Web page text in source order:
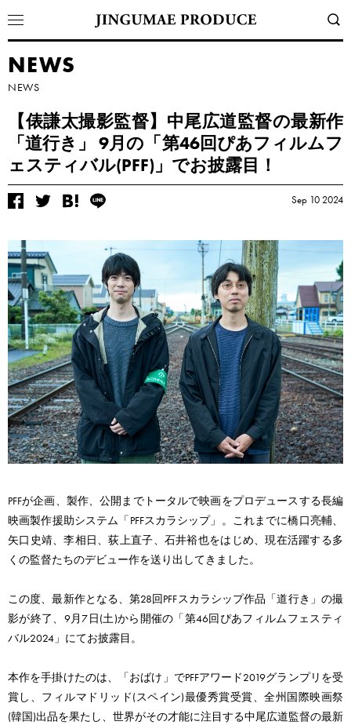
NEWS
NEWS
【俵謙太撮影監督】中尾広道監督の最新作
「道行き」 9月の「第46回ぴあフィルムフ
ェスティバル(PFF)」でお披露目！
Sep 10 2024
PFFが企画、製作、公開までトータルで映画をプロデュースする長編
映画製作援助システム「PFFスカラシップ」。これまでに橋口亮輔、
矢口史靖、李相日、荻上直子、石井裕也をはじめ、現在活躍する多
くの監督たちのデビュー作を送り出してきました。
この度、最新作となる、第28回PFFスカラシップ作品「道行き」の撮
影が終了、9月7日(土)から開催の「第46回ぴあフィルムフェスティ
バル2024」にてお披露目。
本作を手掛けたのは、「おばけ」でPFFアワード2019グランプリを受
賞し、フィルマドリッド(スペイン)最優秀賞受賞、全州国際映画祭
(韓国)出品を果たし、世界がその才能に注目する中尾広道監督の最新